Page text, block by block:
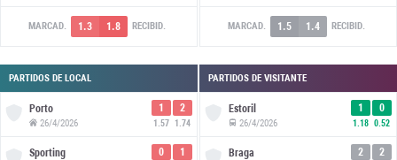
MARCAD. 1.3 1.8 RECIBID.
PARTIDOS DE LOCAL
Porto
26/4/2026
1
1.57
2
1.74
Sporting 0 1
MARCAD. 1.5 1.4 RECIBID.
PARTIDOS DE VISITANTE
Estoril
26/4/2026
1
1.18
0
0.52
Braga 2 2